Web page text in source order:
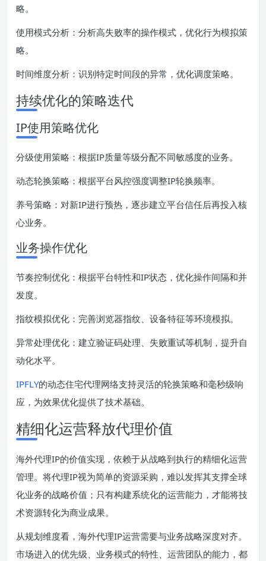
略。
使用模式分析：分析高失败率的操作模式，优化行为模拟策
略。
时间维度分析：识别特定时间段的异常，优化调度策略。
持续优化的策略迭代
IP使用策略优化
分级使用策略：根据IP质量等级分配不同敏感度的业务。
动态轮换策略：根据平台风控强度调整IP轮换频率。
养号策略：对新IP进行预热，逐步建立平台信任后再投入核
心业务。
业务操作优化
节奏控制优化：根据平台特性和IP状态，优化操作间隔和并
发度。
指纹模拟优化：完善浏览器指纹、设备特征等环境模拟。
异常处理优化：建立验证码处理、失败重试等机制，提升自
动化水平。
IPFLY的动态住宅代理网络支持灵活的轮换策略和毫秒级响
应，为效果优化提供了技术基础。
精细化运营释放代理价值
海外代理IP的价值实现，依赖于从战略到执行的精细化运营
管理。将代理IP视为简单的资源采购，难以发挥其支撑全球
化业务的战略价值；只有构建系统化的运营能力，才能将技
术资源转化为商业成果。
从规划维度看，海外代理IP运营需要与业务战略深度对齐。
市场进入的优先级、业务模式的特性、运营团队的能力，都